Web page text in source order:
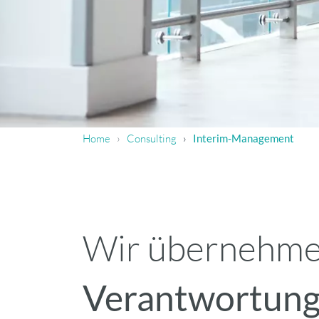
Home Consulting Interim-Management
Wir